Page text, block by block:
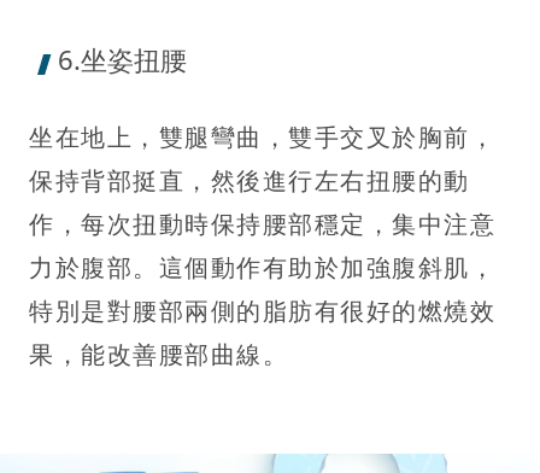
6.坐姿扭腰
坐在地上，雙腿彎曲，雙手交叉於胸前，
保持背部挺直，然後進行左右扭腰的動
作，每次扭動時保持腰部穩定，集中注意
力於腹部。這個動作有助於加強腹斜肌，
特別是對腰部兩側的脂肪有很好的燃燒效
果，能改善腰部曲線。